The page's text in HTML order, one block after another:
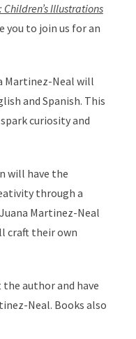
Illustrations
you to join us for an
Martinez-Neal will
and Spanish. This
curiosity and
will have the
through a
Martinez-Neal
craft their own
the author and have
Neal. Books also